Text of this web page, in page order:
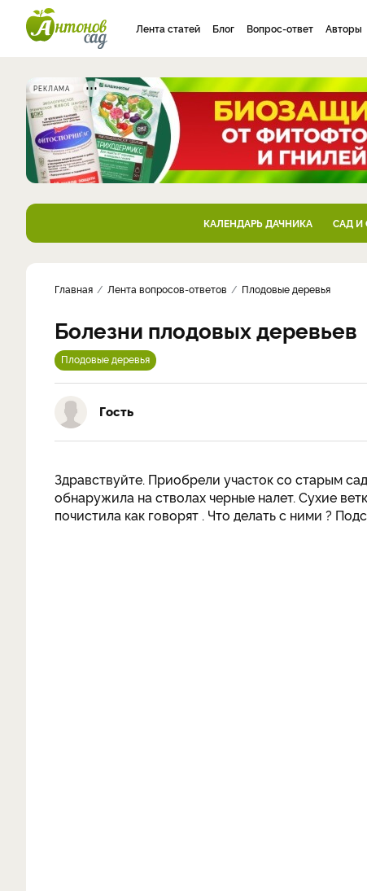
Лента статей Блог Вопрос-ответ Авторы
РЕКЛАМА
КАЛЕНДАРЬ ДАЧНИКА САД И
Главная Лента вопросов-ответов Плодовые деревья
Болезни плодовых деревьев
Плодовые деревья
Гость
Здравствуйте. Приобрели участок со старым
обнаружила на стволах черные налет. Сухие
почистила как говорят . Что делать с ними ?